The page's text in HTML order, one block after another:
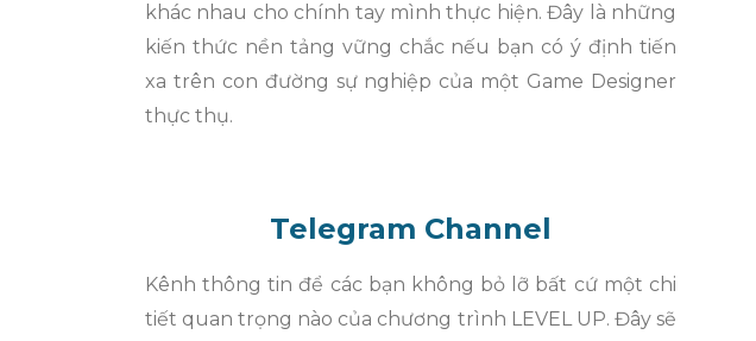
khác nhau cho chính tay mình thực hiện. Đây là những
kiến thức nền tảng vững chắc nếu bạn có ý định tiến
xa trên con đường sự nghiệp của một Game Designer
thực thụ.
Telegram Channel
Kênh thông tin để các bạn không bỏ lỡ bất cứ một chi
tiết quan trọng nào của chương trình LEVEL UP. Đây sẽ